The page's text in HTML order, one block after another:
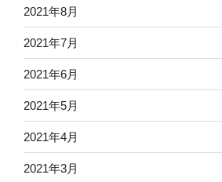
2021年8月
2021年7月
2021年6月
2021年5月
2021年4月
2021年3月